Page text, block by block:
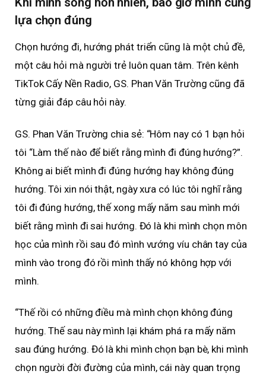
lựa chọn đúng
Chọn hướng đi, hướng phát triển cũng là một chủ đề,
một câu hỏi mà người trẻ luôn quan tâm. Trên kênh
TikTok Cấy Nền Radio, GS. Phan Văn Trường cũng đã
từng giải đáp câu hỏi này.
GS. Phan Văn Trường chia sẻ: “Hôm nay có 1 bạn hỏi
tôi “Làm thế nào để biết rằng mình đi đúng hướng?”.
Không ai biết mình đi đúng hướng hay không đúng
hướng. Tôi xin nói thật, ngày xưa có lúc tôi nghĩ rằng
tôi đi đúng hướng, thế xong mấy năm sau mình mới
biết rằng mình đi sai hướng. Đó là khi mình chọn môn
học của mình rồi sau đó mình vướng víu chân tay của
mình vào trong đó rồi mình thấy nó không hợp với
mình.
“Thế rồi có những điều mà mình chọn không đúng
hướng. Thế sau này mình lại khám phá ra mấy năm
sau đúng hướng. Đó là khi mình chọn bạn bè, khi mình
chọn người đời đường của mình, cái này quan trọng